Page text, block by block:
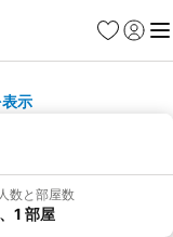
お気に入り
ログイ
メ
示
数と部屋数
1 部屋